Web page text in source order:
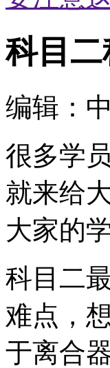
科目
编辑：
很多学
就来给
大家的
科目二
难点，
于离合